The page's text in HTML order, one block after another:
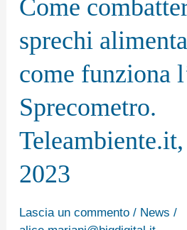
Come
sprechi
come funziona
Sprecometro.
2023
Lascia un commento / News /
gli
alimentari?
Ecco
come
funziona
l’app
Sprecometro.
Teleambiente.it,
20